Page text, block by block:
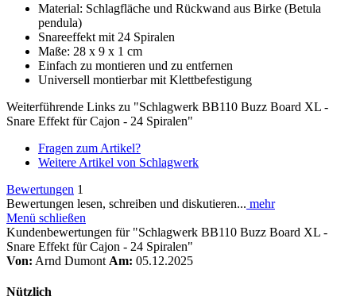
Material: Schlagfläche und Rückwand aus Birke (Betula
pendula)
Snareeffekt mit 24 Spiralen
Maße: 28 x 9 x 1 cm
Einfach zu montieren und zu entfernen
Universell montierbar mit Klettbefestigung
Weiterführende Links zu "Schlagwerk BB110 Buzz Board XL -
Snare Effekt für Cajon - 24 Spiralen"
Fragen zum Artikel?
Weitere Artikel von Schlagwerk
Bewertungen 1
Bewertungen lesen, schreiben und diskutieren... mehr
Menü schließen
Kundenbewertungen für "Schlagwerk BB110 Buzz Board XL -
Snare Effekt für Cajon - 24 Spiralen"
Von: Arnd Dumont Am: 05.12.2025
Nützlich